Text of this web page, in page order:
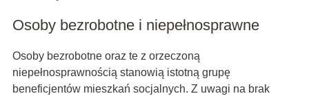
Osoby bezrobotne i niepełnosprawne
Osoby bezrobotne oraz te z orzeczoną
niepełnosprawnością stanowią istotną grupę
beneficjentów mieszkań socjalnych. Z uwagi na brak